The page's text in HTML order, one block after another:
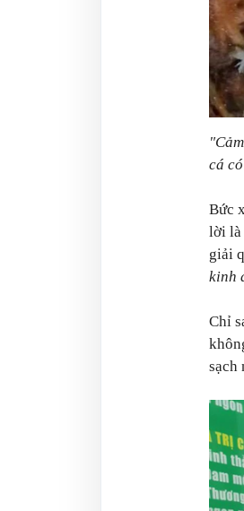
cá
Bức
lời là
giải
kinh
Chỉ
sạch